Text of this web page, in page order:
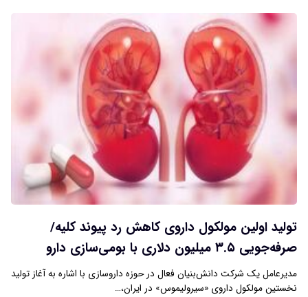
تولید اولین مولکول داروی کاهش رد پیوند کلیه/
صرفه‌جویی ۳.۵ میلیون دلاری با بومی‌سازی دارو
مدیرعامل یک شرکت دانش‌بنیان فعال در حوزه داروسازی با اشاره به آغاز تولید
نخستین مولکول داروی «سیرولیموس» در ایران،…